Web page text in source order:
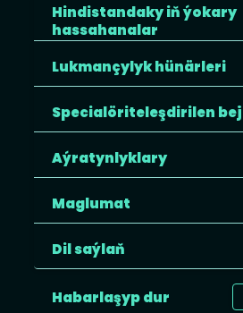
Hindistandaky iň ýokary
hassahanalar
Lukmançylyk hünärleri
Specialöriteleşdirilen
Aýratynlyklary
Maglumat
Dil saýlaň
Habarlaşyp dur